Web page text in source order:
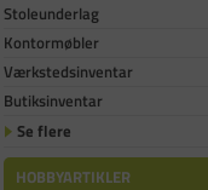
Stoleunderlag
Kontormøbler
Værkstedsinventar
Butiksinventar
Se flere
HOBBYARTIKLER